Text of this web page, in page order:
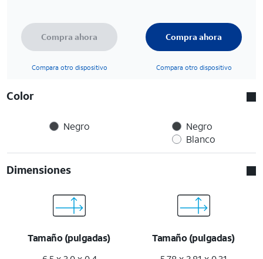
Compra ahora
Compara otro dispositivo
Compra ahora
Compara otro dispositivo
Color
Negro
Negro
Blanco
Dimensiones
Tamaño (pulgadas)
Tamaño (pulgadas)